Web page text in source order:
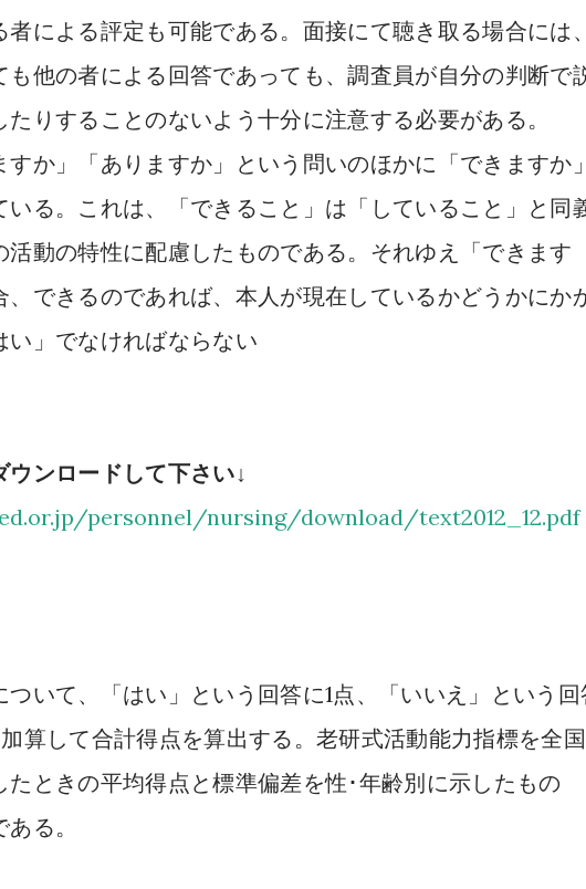
者による評定も可能である。面接にて聴き取る場合には
も他の者による回答であっても、調査員が自分の判断で
りすることのないよう十分に注意する必要がある。
すか」「ありますか」という問いのほかに「できますか
いる。これは、「できること」は「していること」と同
活動の特性に配慮したものである。それゆえ「できます
、できるのであれば、本人が現在しているかどうかにか
い」でなければならない
ウンロードして下さい↓
personnel/nursing/download/text2012_12.pdf
ついて、「はい」という回答に1点、「いいえ」という回
算して合計得点を算出する。老研式活動能力指標を全国
たときの平均得点と標準偏差を性･年齢別に示したもの
る。